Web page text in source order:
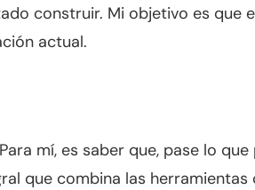
construir. Mi objetivo es que
actual.
mí, es saber que, pase lo
que combina las